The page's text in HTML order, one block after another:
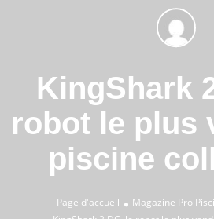
KingShark
robot le plus
piscine
Page d'accueil Magazine Pro